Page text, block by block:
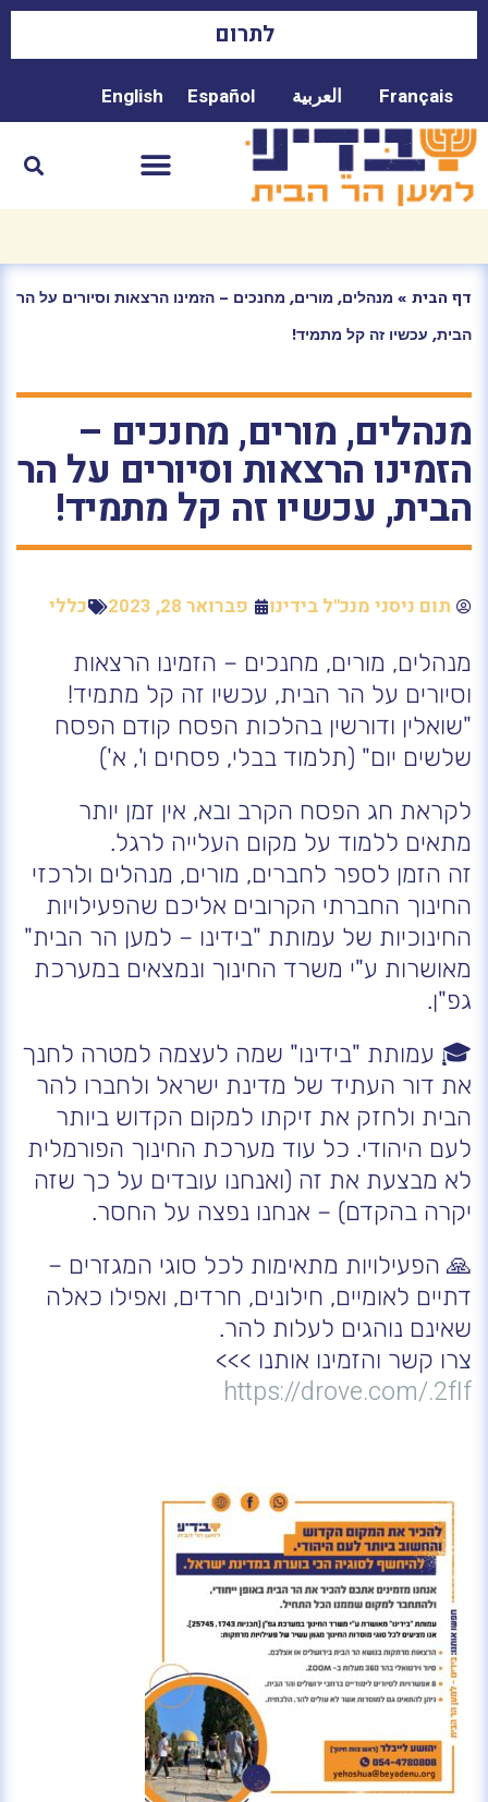
לתרום
Français العربية Español
English
דף הבית » מנהלים, מורים, מחנכים – הזמינו הרצאות וסיורים על הר
הבית, עכשיו זה קל מתמיד!
מנהלים, מורים, מחנכים –
הזמינו הרצאות וסיורים על הר
הבית, עכשיו זה קל מתמיד!
תום ניסני מנכ"ל בידינו פברואר 28, 2023 כללי
מנהלים, מורים, מחנכים – הזמינו הרצאות
וסיורים על הר הבית, עכשיו זה קל מתמיד!
"שואלין ודורשין בהלכות הפסח קודם הפסח
שלשים יום" (תלמוד בבלי, פסחים ו', א')
לקראת חג הפסח הקרב ובא, אין זמן יותר
מתאים ללמוד על מקום העלייה לרגל.
זה הזמן לספר לחברים, מורים, מנהלים ולרכזי
החינוך החברתי הקרובים אליכם שהפעילויות
החינוכיות של עמותת "בידינו – למען הר הבית"
מאושרות ע"י משרד החינוך ונמצאים במערכת
גפ"ן.
🎓 עמותת "בידינו" שמה לעצמה למטרה לחנך
את דור העתיד של מדינת ישראל ולחברו להר
הבית ולחזק את זיקתו למקום הקדוש ביותר
לעם היהודי. כל עוד מערכת החינוך הפורמלית
לא מבצעת את זה (ואנחנו עובדים על כך שזה
יקרה בהקדם) – אנחנו נפצה על החסר.
🙏 הפעילויות מתאימות לכל סוגי המגזרים –
דתיים לאומיים, חילונים, חרדים, ואפילו כאלה
שאינם נוהגים לעלות להר.
צרו קשר והזמינו אותנו >>>
https://drove.com/.2fIf